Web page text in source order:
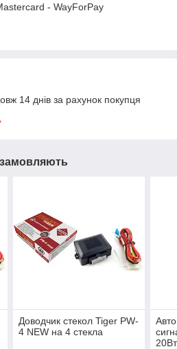
- WayForPay
14 днів за рахунок покупця
Доводчик стекол Tiger PW-
4 NEW на 4 стекла